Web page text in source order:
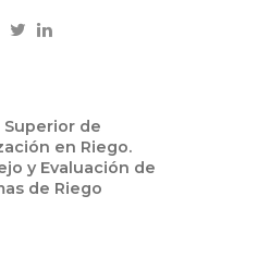
Superior de
en Riego.
y Evaluación de
de Riego